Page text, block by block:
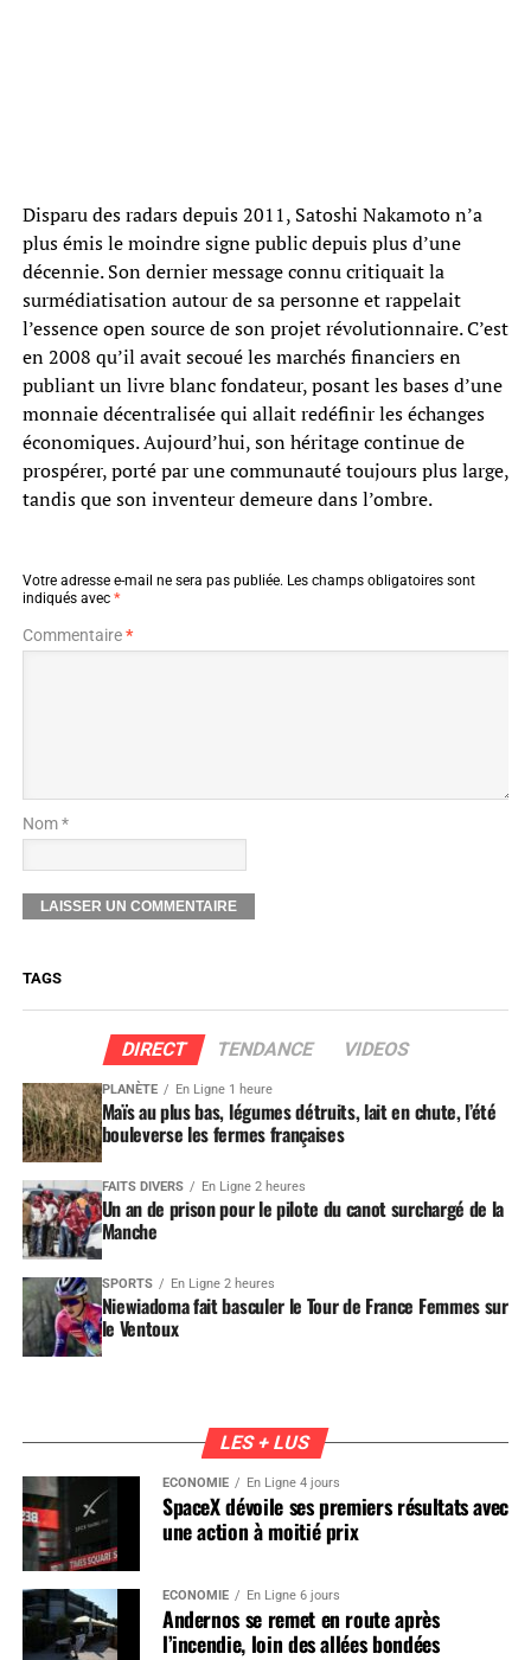
Disparu des radars depuis 2011, Satoshi Nakamoto n’a
plus émis le moindre signe public depuis plus d’une
décennie. Son dernier message connu critiquait la
surmédiatisation autour de sa personne et rappelait
l’essence open source de son projet révolutionnaire. C’est
en 2008 qu’il avait secoué les marchés financiers en
publiant un livre blanc fondateur, posant les bases d’une
monnaie décentralisée qui allait redéfinir les échanges
économiques. Aujourd’hui, son héritage continue de
prospérer, porté par une communauté toujours plus large,
tandis que son inventeur demeure dans l’ombre.
Votre adresse e-mail ne sera pas publiée. Les champs obligatoires sont
indiqués avec *
Commentaire*
Nom *
TAGS
DIRECT TENDANCE VIDEOS
PLANÈTE En Ligne 1 heure
Maïs au plus bas, légumes détruits, lait en chute, l’été
bouleverse les fermes françaises
FAITS DIVERS En Ligne 2 heures
Un an de prison pour le pilote du canot surchargé de la
Manche
SPORTS En Ligne 2 heures
Niewiadoma fait basculer le Tour de France Femmes sur
le Ventoux
LES + LUS
ÉCONOMIE En Ligne 4 jours
SpaceX dévoile ses premiers résultats avec
une action à moitié prix
ÉCONOMIE En Ligne 6 jours
Andernos se remet en route après
l’incendie, loin des allées bondées